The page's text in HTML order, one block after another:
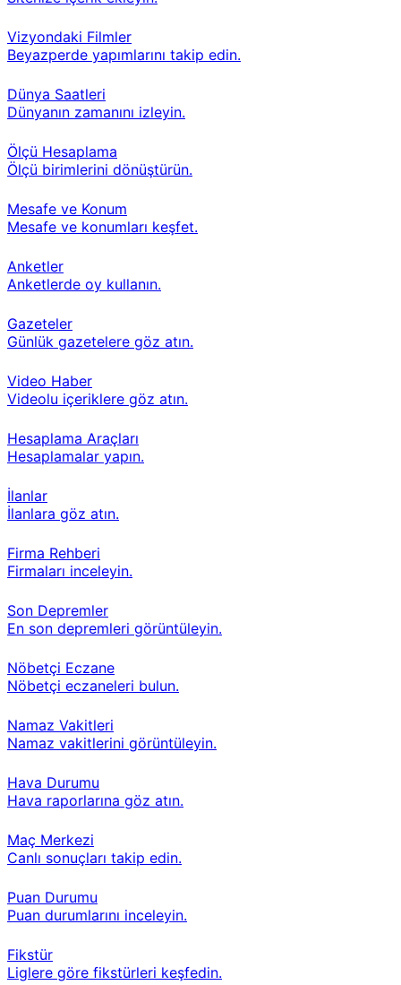
Vizyondaki Filmler
Beyazperde yapımlarını takip edin.
Dünya Saatleri
Dünyanın zamanını izleyin.
Ölçü Hesaplama
Ölçü birimlerini dönüştürün.
Mesafe ve Konum
Mesafe ve konumları keşfet.
Anketler
Anketlerde oy kullanın.
Gazeteler
Günlük gazetelere göz atın.
Video Haber
Videolu içeriklere göz atın.
Hesaplama Araçları
Hesaplamalar yapın.
İlanlar
İlanlara göz atın.
Firma Rehberi
Firmaları inceleyin.
Son Depremler
En son depremleri görüntüleyin.
Nöbetçi Eczane
Nöbetçi eczaneleri bulun.
Namaz Vakitleri
Namaz vakitlerini görüntüleyin.
Hava Durumu
Hava raporlarına göz atın.
Maç Merkezi
Canlı sonuçları takip edin.
Puan Durumu
Puan durumlarını inceleyin.
Fikstür
Liglere göre fikstürleri keşfedin.